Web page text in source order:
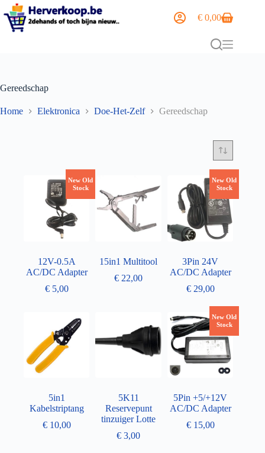
€ 0,00
Gereedschap
Home Elektronica Doe-Het-Zelf Gereedschap
New Old
Stock
12V-0.5A
AC/DC Adapter
€5,00
15in1 Multitool
€ 22,00
New Old
Stock
3Pin 24V
AC/DC Adapter
€29,00
5in1
Kabelstriptang
€10,00
5K11
Reservepunt
tinzuiger Lotte
€ 3,00
New Old
Stock
5Pin +5/+12V
AC/DC Adapter
€15,00